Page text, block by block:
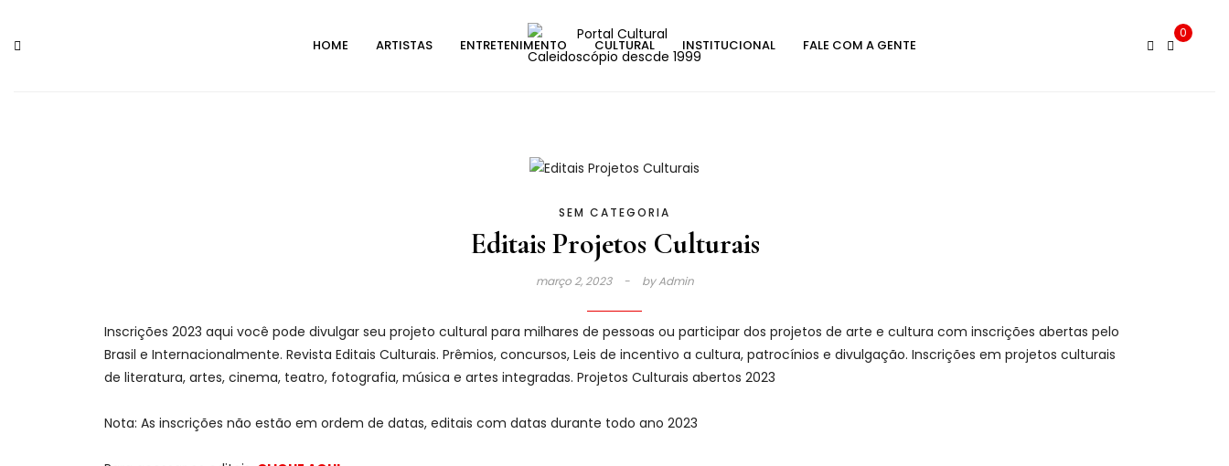
content
HOME ARTISTAS ENTRETENIMENTO CULTURAL INSTITUCIONAL FALE COM A GENTE
0
SEM CATEGORIA
Editais Projetos Culturais
março 2, 2023 byAdmin
Inscrições 2023 aqui você pode divulgar seu projeto cultural para milhares de pessoas ou participar dos projetos de arte e cultura com inscrições abertas pelo
Brasil e Internacionalmente. Revista Editais Culturais. Prêmios, concursos, Leis de incentivo a cultura, patrocínios e divulgação. Inscrições em projetos culturais
de literatura, artes, cinema, teatro, fotografia, música e artes integradas. Projetos Culturais abertos 2023
Nota: As inscrições não estão em ordem de datas, editais com datas durante todo ano 2023